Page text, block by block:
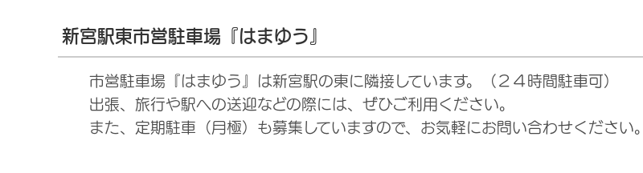
新宮駅東市営駐車場『はまゆう』
市営駐車場『はまゆう』は新宮駅の東に隣接しています。（２４時間駐車可）
出張、旅行や駅への送迎などの際には、ぜひご利用ください。
また、定期駐車（月極）も募集していますので、お気軽にお問い合わせください。